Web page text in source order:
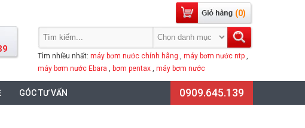
(0)
Tìm nhiều nhất: máy bơm nước chính hãng , máy bơm nước ntp ,
máy bơm nước Ebara , bơm pentax , máy bơm nước
GÓC TƯ VẤN 0909.645.139